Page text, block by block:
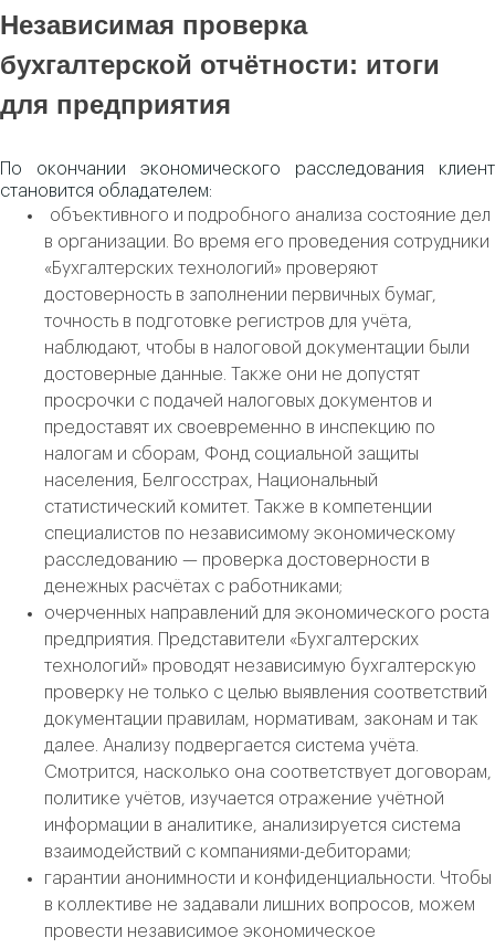
Независимая проверка
бухгалтерской отчётности: итоги
для предприятия
По окончании экономического расследования клиент
становится обладателем:
объективного и подробного анализа состояние дел
в организации. Во время его проведения сотрудники
«Бухгалтерских технологий» проверяют
достоверность в заполнении первичных бумаг,
точность в подготовке регистров для учёта,
наблюдают, чтобы в налоговой документации были
достоверные данные. Также они не допустят
просрочки с подачей налоговых документов и
предоставят их своевременно в инспекцию по
налогам и сборам, Фонд социальной защиты
населения, Белгосстрах, Национальный
статистический комитет. Также в компетенции
специалистов по независимому экономическому
расследованию — проверка достоверности в
денежных расчётах с работниками;
очерченных направлений для экономического роста
предприятия. Представители «Бухгалтерских
технологий» проводят независимую бухгалтерскую
проверку не только с целью выявления соответствий
документации правилам, нормативам, законам и так
далее. Анализу подвергается система учёта.
Смотрится, насколько она соответствует договорам,
политике учётов, изучается отражение учётной
информации в аналитике, анализируется система
взаимодействий с компаниями-дебиторами;
гарантии анонимности и конфиденциальности. Чтобы
в коллективе не задавали лишних вопросов, можем
провести независимое экономическое